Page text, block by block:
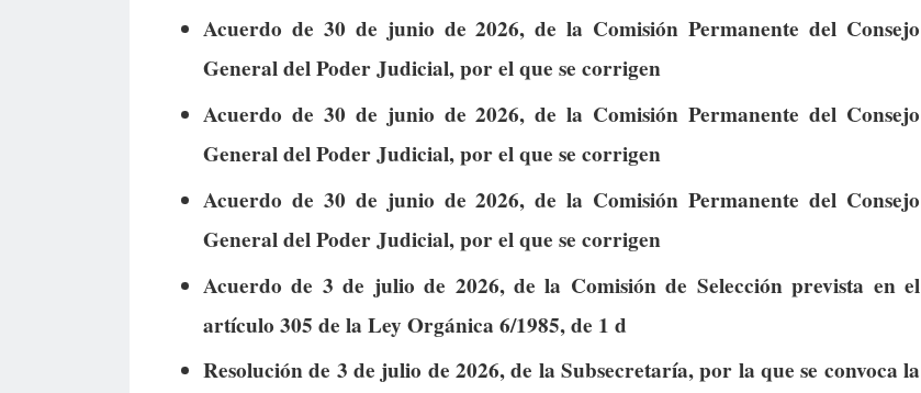
Acuerdo de 30 de junio de 2026, de la Comisión Permanente del Consejo
General del Poder Judicial, por el que se corrigen
Acuerdo de 30 de junio de 2026, de la Comisión Permanente del Consejo
General del Poder Judicial, por el que se corrigen
Acuerdo de 30 de junio de 2026, de la Comisión Permanente del Consejo
General del Poder Judicial, por el que se corrigen
Acuerdo de 3 de julio de 2026, de la Comisión de Selección prevista en el
artículo 305 de la Ley Orgánica 6/1985, de 1 d
Resolución de 3 de julio de 2026, de la Subsecretaría, por la que se convoca la